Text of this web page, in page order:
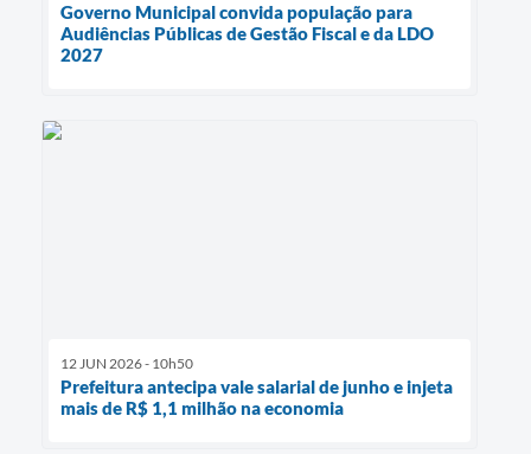
Governo Municipal convida população para
Audiências Públicas de Gestão Fiscal e da LDO
2027
12 JUN 2026 - 10h50
Prefeitura antecipa vale salarial de junho e injeta
mais de R$ 1,1 milhão na economia